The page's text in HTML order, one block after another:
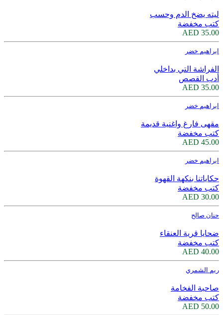
ليته يضخ الدم وحسب
كتب مخفضة
35.00 AED
ابراهيم خضر
الفراشة التي بداخلي
أدب القصص
35.00 AED
ابراهيم خضر
مقهى فارغ واغنية قديمة
كتب مخفضة
45.00 AED
ابراهيم خضر
حكاياتنا بنكهة القهوة
كتب مخفضة
30.00 AED
حنان صالح
ضحايا قرية العنقاء
كتب مخفضة
40.00 AED
ريم الشمري
صاحبة الفخامة
كتب مخفضة
50.00 AED